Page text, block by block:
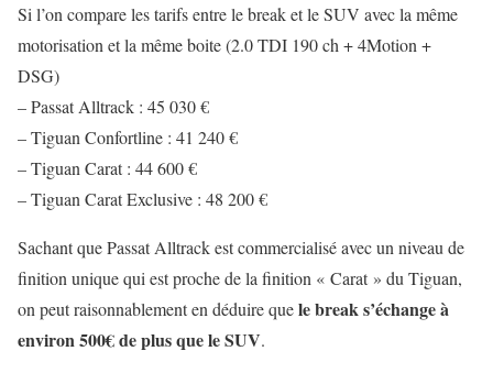
Si l’on compare les tarifs entre le break et le SUV avec la même
motorisation et la même boite (2.0 TDI 190 ch + 4Motion +
DSG)
– Passat Alltrack : 45 030 €
– Tiguan Confortline : 41 240 €
– Tiguan Carat : 44 600 €
– Tiguan Carat Exclusive : 48 200 €
Sachant que Passat Alltrack est commercialisé avec un niveau de
finition unique qui est proche de la finition « Carat » du Tiguan,
on peut raisonnablement en déduire quele break s’échange à
environ 500€ de plus que le SUV.